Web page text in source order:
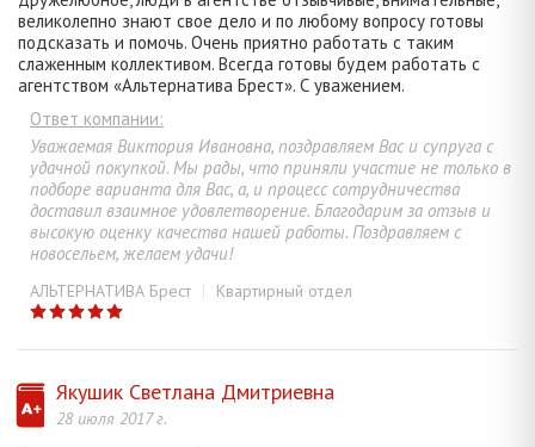
великолепно знают свое дело и по любому вопросу готовы
подсказать и помочь. Очень приятно работать с таким
слаженным коллективом. Всегда готовы будем работать с
агентством «Альтернатива Брест». С уважением.
Ответ компании:
Уважаемая Виктория Ивановна, поздравляем Вас и супруга с
удачной покупкой. Мы рады, что приняли участие не только в
подборе варианта для Вас, а, и процесс сотрудничества
доставил взаимное удовлетворение. Благодарим за отзыв и
высокую оценку качества нашей работы. Поздравляем с
новосельем, желаем удачи!
АЛЬТЕРНАТИВА Брест Квартирный отдел
Якушик Светлана Дмитриевна
28 июля 2017 г.